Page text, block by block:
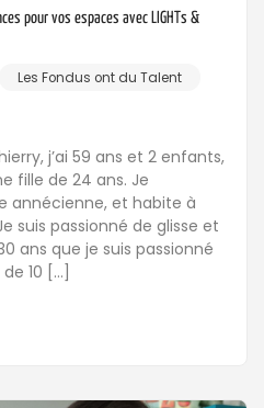
pour vos espaces avec LIGHTs &
Les Fondus ont du Talent
j’ai 59 ans et 2 enfants,
fille de 24 ans. Je
annécienne, et habite à
suis passionné de glisse et
ans que je suis passionné
10 […]